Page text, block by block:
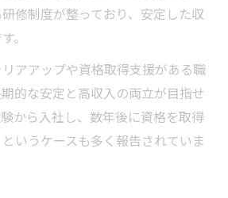
修制度が整っており、安定した収
。
アアップや資格取得支援がある職
的な安定と高収入の両立が目指せ
から入社し、数年後に資格を取得
いうケースも多く報告されていま